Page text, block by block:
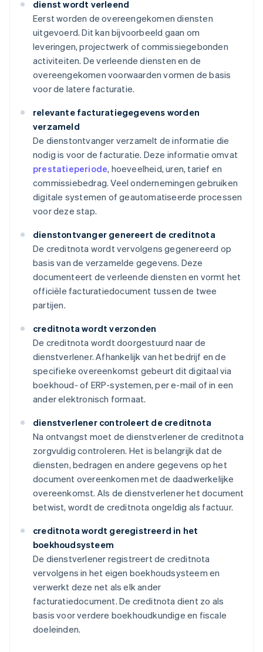
dienst wordt verleend
Eerst worden de overeengekomen diensten
uitgevoerd. Dit kan bijvoorbeeld gaan om
leveringen, projectwerk of commissiegebonden
activiteiten. De verleende diensten en de
overeengekomen voorwaarden vormen de basis
voor de latere facturatie.
relevante facturatiegegevens worden
verzameld
De dienstontvanger verzamelt de informatie die
nodig is voor de facturatie. Deze informatie omvat
prestatieperiode, hoeveelheid, uren, tarief en
commissiebedrag. Veel ondernemingen gebruiken
digitale systemen of geautomatiseerde processen
voor deze stap.
dienstontvanger genereert de creditnota
De creditnota wordt vervolgens gegenereerd op
basis van de verzamelde gegevens. Deze
documenteert de verleende diensten en vormt het
officiële facturatiedocument tussen de twee
partijen.
creditnota wordt verzonden
De creditnota wordt doorgestuurd naar de
dienstverlener. Afhankelijk van het bedrijf en de
specifieke overeenkomst gebeurt dit digitaal via
boekhoud- of ERP-systemen, per e-mail of in een
ander elektronisch formaat.
dienstverlener controleert de creditnota
Na ontvangst moet de dienstverlener de creditnota
zorgvuldig controleren. Het is belangrijk dat de
diensten, bedragen en andere gegevens op het
document overeenkomen met de daadwerkelijke
overeenkomst. Als de dienstverlener het document
betwist, wordt de creditnota ongeldig als factuur.
creditnota wordt geregistreerd in het
boekhoudsysteem
De dienstverlener registreert de creditnota
vervolgens in het eigen boekhoudsysteem en
verwerkt deze net als elk ander
facturatiedocument. De creditnota dient zo als
basis voor verdere boekhoudkundige en fiscale
doeleinden.